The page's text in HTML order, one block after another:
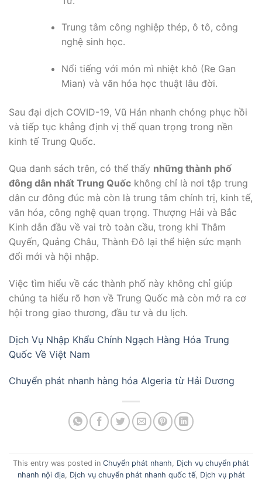
Trung tâm công nghiệp thép, ô tô, công
nghệ sinh học.
Nổi tiếng với món mì nhiệt khô (Re Gan
Mian) và văn hóa học thuật lâu đời.
Sau đại dịch COVID-19, Vũ Hán nhanh chóng phục hồi
và tiếp tục khẳng định vị thế quan trọng trong nền
kinh tế Trung Quốc.
Qua danh sách trên, có thể thấy những thành phố
đông dân nhất Trung Quốc không chỉ là nơi tập trung
dân cư đông đúc mà còn là trung tâm chính trị, kinh tế,
văn hóa, công nghệ quan trọng. Thượng Hải và Bắc
Kinh dẫn đầu về vai trò toàn cầu, trong khi Thâm
Quyến, Quảng Châu, Thành Đô lại thể hiện sức mạnh
đổi mới và hội nhập.
Việc tìm hiểu về các thành phố này không chỉ giúp
chúng ta hiểu rõ hơn về Trung Quốc mà còn mở ra cơ
hội trong giao thương, đầu tư và du lịch.
Dịch Vụ Nhập Khẩu Chính Ngạch Hàng Hóa Trung
Quốc Về Việt Nam
Chuyển phát nhanh hàng hóa Algeria từ Hải Dương
This entry was posted in Chuyển phát nhanh
Dịch vụ chuyển phát
nhanh nội địa, Dịch vụ chuyển phát nhanh quốc tế, Dịch vụ phát